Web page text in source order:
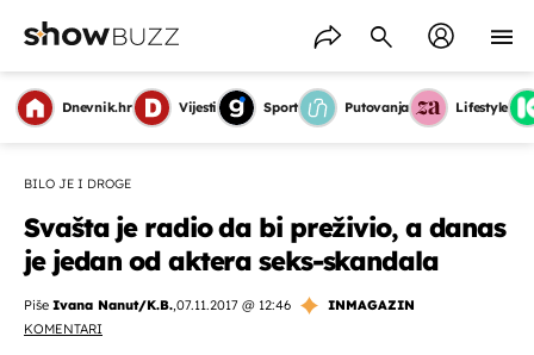
Dnevnik.hr Vijesti Sport Putovanja Lifestyle
BILO JE I DROGE
Svašta je radio da bi preživio, a danas
je jedan od aktera seks-skandala
Piše Ivana Nanut/K.B.,07.11.2017 @ 12:46
INMAGAZIN
KOMENTARI